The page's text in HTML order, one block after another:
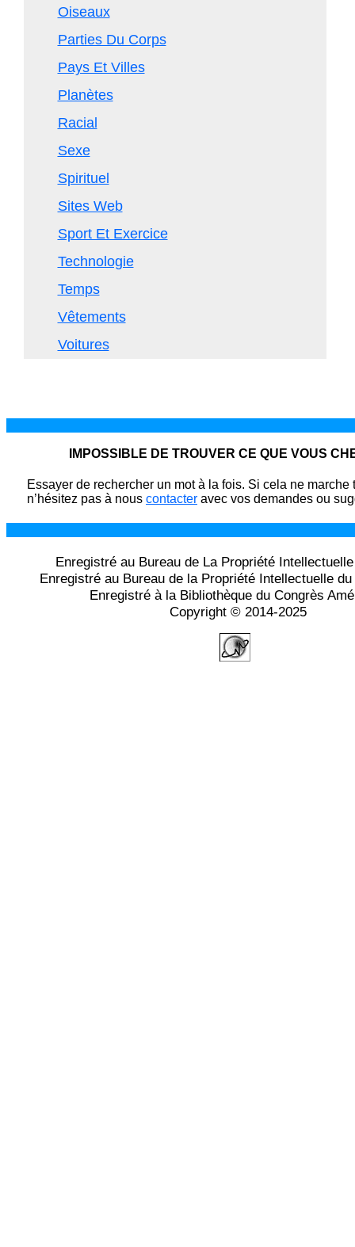
Oiseaux
Parties Du Corps
Pays Et Villes
Planètes
Racial
Sexe
Spirituel
Sites Web
Sport Et Exercice
Technologie
Temps
Vêtements
Voitures
IMPOSSIBLE DE TROUVER CE QUE VOUS
Essayer de rechercher un mot à la fois. Si cela ne marche
n’hésitez pas à nous contacter avec vos demandes ou
Enregistré au Bureau de La Propriété
Enregistré au Bureau de la Propriété Intellectuelle
Enregistré à la Bibliothèque du Congrès
Copyright © 2014-2025